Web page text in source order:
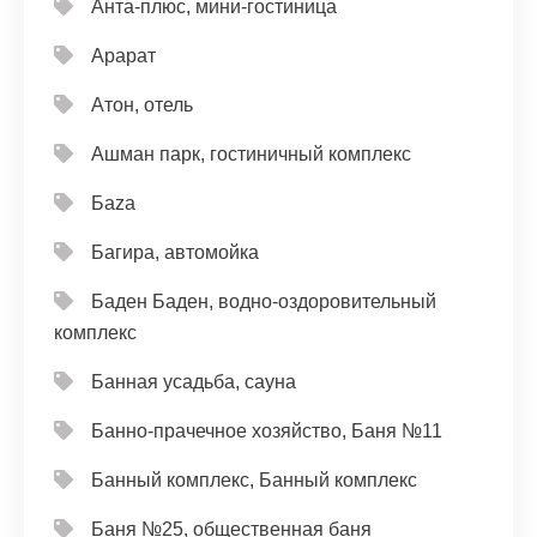
Анта-плюс, мини-гостиница
Арарат
Атон, отель
Ашман парк, гостиничный комплекс
Баzа
Багира, автомойка
Баден Баден, водно-оздоровительный
комплекс
Банная усадьба, сауна
Банно-прачечное хозяйство, Баня №11
Банный комплекс, Банный комплекс
Баня №25, общественная баня